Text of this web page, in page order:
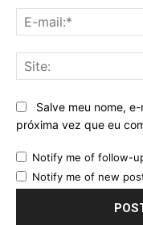
Salve meu nome,
próxima vez que eu
Notify me of follow-
Notify me of new